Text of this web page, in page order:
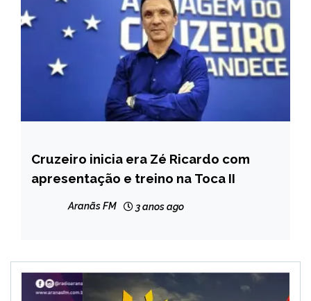
ESPORTES
Cruzeiro inicia era Zé Ricardo com
apresentação e treino na Toca II
Aranãs FM 3 anos ago